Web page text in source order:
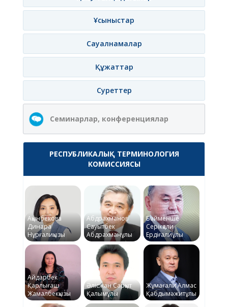
Ұсыныстар
Сауалнамалар
Құжаттар
Суреттер
Семинарлар, конференциялар
РЕСПУБЛИКАЛЫҚ ТЕРМИНОЛОГИЯ
КОМИССИЯСЫ
Ақынбекова
Динара
Нұрғалиқызы
Абдрахманов
Сауытбек
Абдрахманұлы
Байменше
Серікқали
Ердіғалиұлы
Айдарбек
Қарлығаш
Жамалбекқызы
Әлісжан Сарқыт
Қалымұлы
Жұмағали Алмас
Қабдымәжитұлы